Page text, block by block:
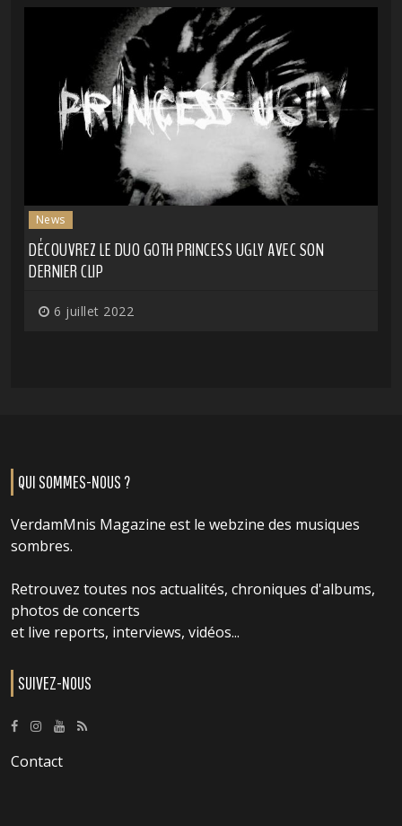
News
DÉCOUVREZ LE DUO GOTH PRINCESS UGLY AVEC SON
DERNIER CLIP
6 juillet 2022
QUI SOMMES-NOUS ?
VerdamMnis Magazine est le webzine des musiques
sombres.
Retrouvez toutes nos actualités, chroniques d'albums,
photos de concerts
et live reports, interviews, vidéos...
SUIVEZ-NOUS
Contact